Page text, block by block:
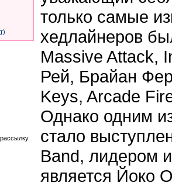
только самые
хедлайнеров
Massive Attack,
Рей, Брайан
Keys, Arcade
Однако одним
стало
Band, лидером и
является Йоко